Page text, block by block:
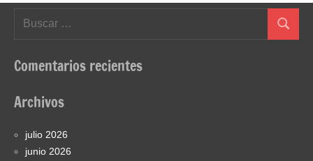
Buscar
Comentarios recientes
Archivos
julio 2026
junio 2026